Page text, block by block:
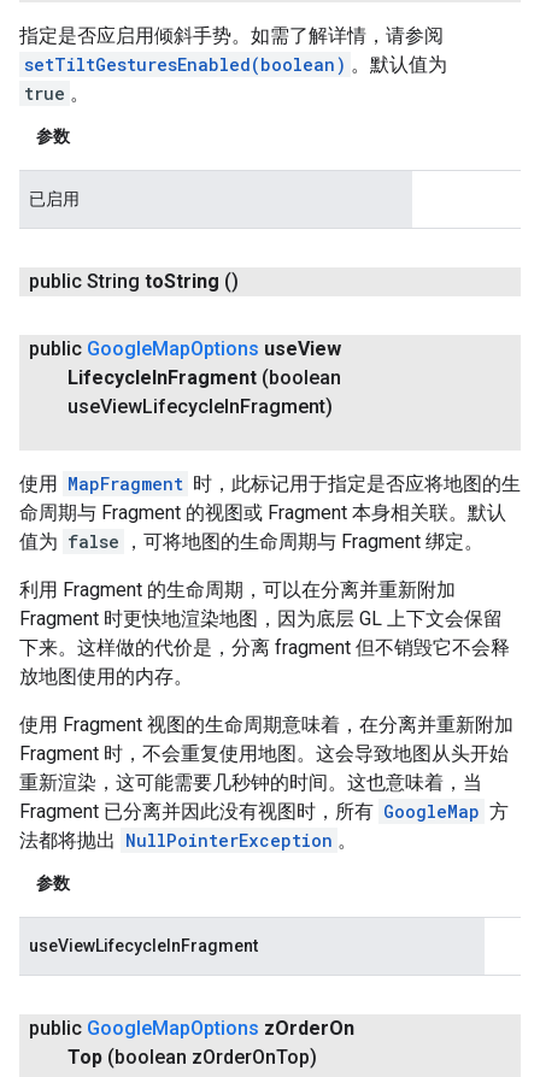
指定是否应启用倾斜手势。如需了解详情，请参阅
setTiltGesturesEnabled(boolean) 。默认值为
true 。
参数
已启用
public String toString ()
public GoogleMapOptions useView
LifecycleInFragment (boolean
useViewLifecycleInFragment)
使用 MapFragment 时，此标记用于指定是否应将地图的生
命周期与 Fragment 的视图或 Fragment 本身相关联。默认
值为 false ，可将地图的生命周期与 Fragment 绑定。
利用 Fragment 的生命周期，可以在分离并重新附加
Fragment 时更快地渲染地图，因为底层 GL 上下文会保留
下来。这样做的代价是，分离 fragment 但不销毁它不会释
放地图使用的内存。
使用 Fragment 视图的生命周期意味着，在分离并重新附加
Fragment 时，不会重复使用地图。这会导致地图从头开始
重新渲染，这可能需要几秒钟的时间。这也意味着，当
Fragment 已分离并因此没有视图时，所有 GoogleMap 方
法都将抛出 NullPointerException 。
参数
useViewLifecycleInFragment
public GoogleMapOptions zOrderOn
Top (boolean zOrderOnTop)